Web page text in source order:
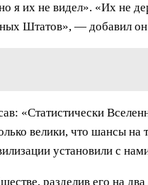
я их не видел». «Их не
Штатов», — добавил
«Статистически
велики, что шансы на
установили с
разделив его на